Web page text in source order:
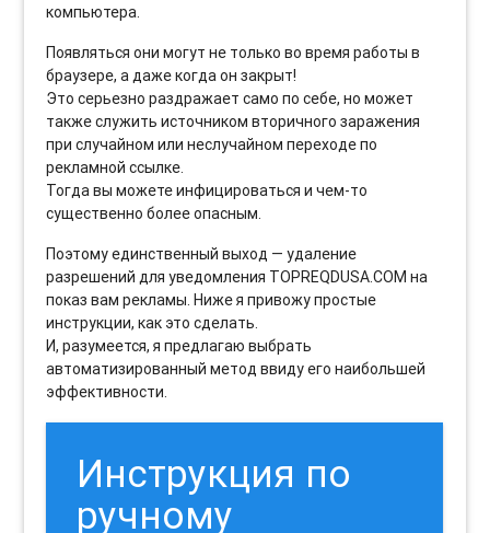
компьютера.
Появляться они могут не только во время работы в
браузере, а даже когда он закрыт!
Это серьезно раздражает само по себе, но может
также служить источником вторичного заражения
при случайном или неслучайном переходе по
рекламной ссылке.
Тогда вы можете инфицироваться и чем-то
существенно более опасным.
Поэтому единственный выход — удаление
разрешений для уведомления TOPREQDUSA.COM на
показ вам рекламы. Ниже я привожу простые
инструкции, как это сделать.
И, разумеется, я предлагаю выбрать
автоматизированный метод ввиду его наибольшей
эффективности.
Инструкция по
ручному